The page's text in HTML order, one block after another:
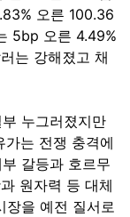
오른 100.36
5bp 오른 4.49%
는 강해졌고 채
누그러졌지만
는 전쟁 충격에
갈등과 호르무
원자력 등 대체
장을 예전 질서로